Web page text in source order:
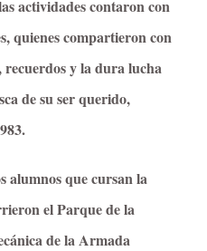
actividades contaron con
quienes compartieron con
recuerdos y la dura lucha
de su ser querido,
alumnos que cursan la
el Parque de la
de la Armada